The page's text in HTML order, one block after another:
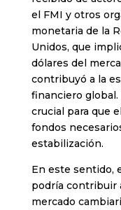
el FMI y otros
monetaria de la
Unidos, que
dólares del
contribuyó a la
financiero
crucial para que
fondos
estabilización.
En este sentido,
podría contribuir
mercado